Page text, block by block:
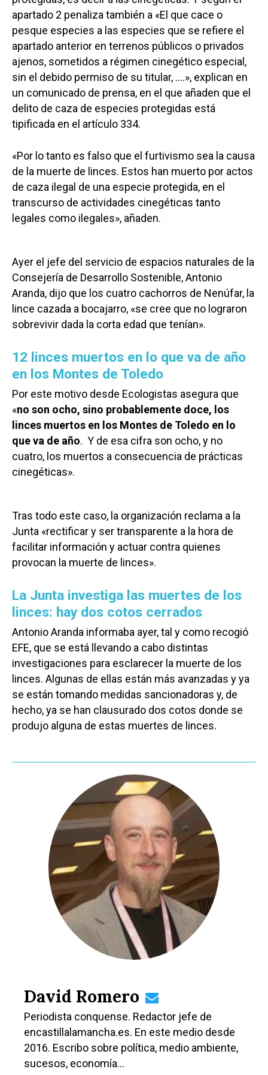
apartado 2 penaliza también a «El que cace o
pesque especies a las especies que se refiere el
apartado anterior en terrenos públicos o privados
ajenos, sometidos a régimen cinegético especial,
sin el debido permiso de su titular, ….», explican en
un comunicado de prensa, en el que añaden que el
delito de caza de especies protegidas está
tipificada en el artículo 334.
«Por lo tanto es falso que el furtivismo sea la causa
de la muerte de linces. Estos han muerto por actos
de caza ilegal de una especie protegida, en el
transcurso de actividades cinegéticas tanto
legales como ilegales», añaden.
Ayer el jefe del servicio de espacios naturales de la
Consejería de Desarrollo Sostenible, Antonio
Aranda, dijo que los cuatro cachorros de Nenúfar, la
lince cazada a bocajarro, «se cree que no lograron
sobrevivir dada la corta edad que tenían».
12 linces muertos en lo que va de año
en los Montes de Toledo
Por este motivo desde Ecologistas asegura que
«no son ocho, sino probablemente doce, los
linces muertos en los Montes de Toledo en lo
que va de año. Y de esa cifra son ocho, y no
cuatro, los muertos a consecuencia de prácticas
cinegéticas».
Tras todo este caso, la organización reclama a la
Junta «rectificar y ser transparente a la hora de
facilitar información y actuar contra quienes
provocan la muerte de linces».
La Junta investiga las muertes de los
linces: hay dos cotos cerrados
Antonio Aranda informaba ayer, tal y como recogió
EFE, que se está llevando a cabo distintas
investigaciones para esclarecer la muerte de los
linces. Algunas de ellas están más avanzadas y ya
se están tomando medidas sancionadoras y, de
hecho, ya se han clausurado dos cotos donde se
produjo alguna de estas muertes de linces.
David Romero
Periodista conquense. Redactor jefe de
encastillalamancha.es. En este medio desde
2016. Escribo sobre política, medio ambiente,
sucesos, economía…